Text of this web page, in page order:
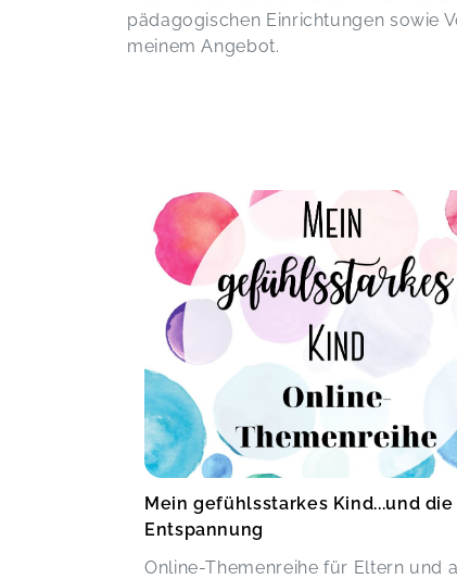
pädagogischen Einrichtungen sowie
meinem Angebot.
Mein gefühlsstarkes Kind...und die
Entspannung
Online-Themenreihe für Eltern und